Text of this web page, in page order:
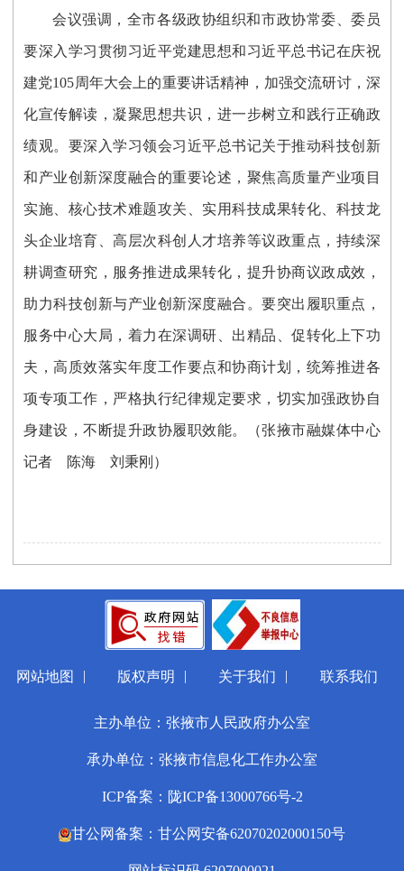
会议强调，全市各级政协组织和市政协常委、委员
要深入学习贯彻习近平党建思想和习近平总书记在庆祝
建党105周年大会上的重要讲话精神，加强交流研讨，深
化宣传解读，凝聚思想共识，进一步树立和践行正确政
绩观。要深入学习领会习近平总书记关于推动科技创新
和产业创新深度融合的重要论述，聚焦高质量产业项目
实施、核心技术难题攻关、实用科技成果转化、科技龙
头企业培育、高层次科创人才培养等议政重点，持续深
耕调查研究，服务推进成果转化，提升协商议政成效，
助力科技创新与产业创新深度融合。要突出履职重点，
服务中心大局，着力在深调研、出精品、促转化上下功
夫，高质效落实年度工作要点和协商计划，统筹推进各
项专项工作，严格执行纪律规定要求，切实加强政协自
身建设，不断提升政协履职效能。（张掖市融媒体中心
记者 陈海 刘秉刚）
网站地图 | 版权声明 | 关于我们 | 联系我们
主办单位：张掖市人民政府办公室
承办单位：张掖市信息化工作办公室
ICP备案：陇ICP备13000766号-2
甘公网备案：甘公网安备62070202000150号